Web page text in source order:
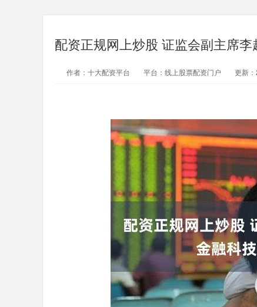
配资正规网上炒股 证监会副主席
作者：十大配资平台 平台：线上股票配资门户 更新